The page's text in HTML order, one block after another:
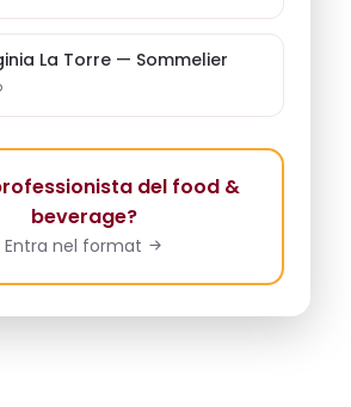
La Torre — Sommelier
del food &
beverage?
Entra nel format